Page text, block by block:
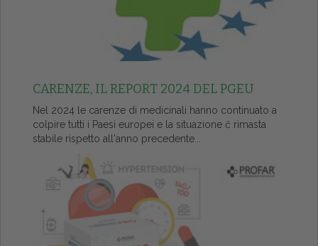
CARENZE, IL REPORT 2024 DEL PGEU
Nel 2024 le carenze di medicinali hanno continuato a
colpire tutti i Paesi europei e la situazione č rimasta
stabile rispetto all'anno precedente...